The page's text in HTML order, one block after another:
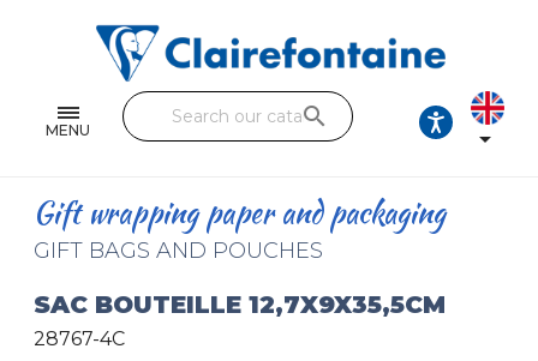
MENU
Single and double sheets
Fine arts
Handicraft
Pencil cases & Leather goods
search

Gift wrapping paper and packaging
GIFT BAGS AND POUCHES
SAC BOUTEILLE 12,7X9X35,5CM
28767-4C